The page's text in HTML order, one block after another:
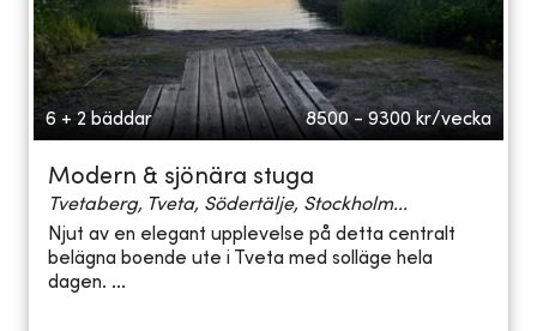
6 + 2 bäddar 8500 - 9300 kr/vecka
Modern & sjönära stuga
Tvetaberg, Tveta, Södertälje, Stockholm...
Njut av en elegant upplevelse på detta centralt
belägna boende ute i Tveta med solläge hela
dagen. ...